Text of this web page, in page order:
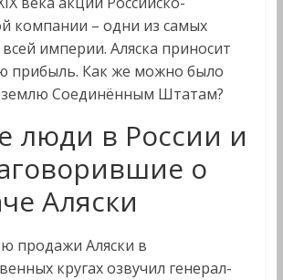
компании – одни из самых
империи. Аляска приносит
прибыль. Как же можно было
землю Соединённым Штатам?
люди в России и
о
Аляски
продажи Аляски в
кругах озвучил генерал-